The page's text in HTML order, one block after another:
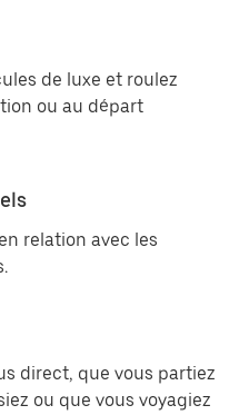
de luxe et roulez
ou au départ
relation avec les
direct, que vous partiez
ou que vous voyagiez